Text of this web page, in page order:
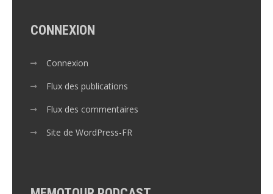
CONNEXION
Connexion
Flux des publications
Flux des commentaires
Site de WordPress-FR